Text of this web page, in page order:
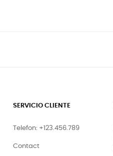
SERVICIO CLIENTE
Telefon: +123.456.789
Contact